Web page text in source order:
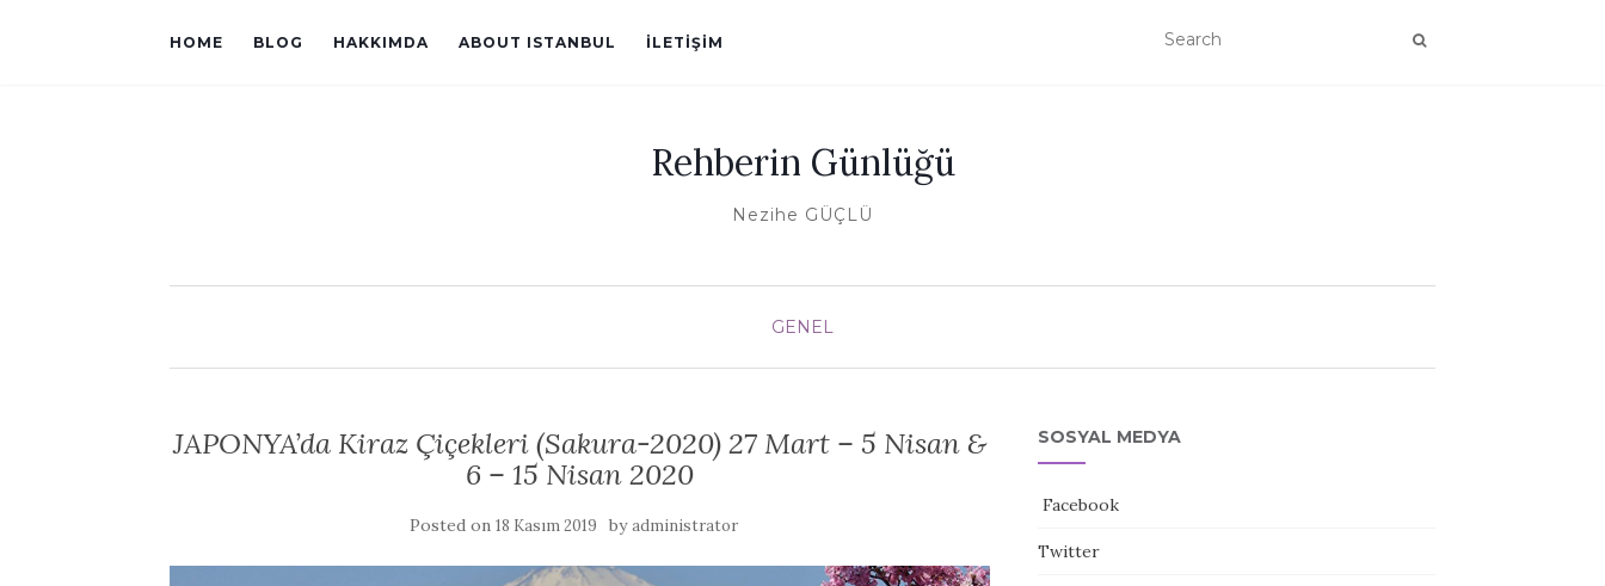
HOME BLOG HAKKIMDA ABOUT ISTANBUL İLETIŞIM
Rehberin Günlüğü
Nezihe GÜÇLÜ
GENEL
JAPONYA’da Kiraz Çiçekleri (Sakura-2020) 27 Mart – 5 Nisan &
6 – 15 Nisan 2020
Posted on 18 Kasım 2019 byadministrator
SOSYAL MEDYA
Facebook
Twitter